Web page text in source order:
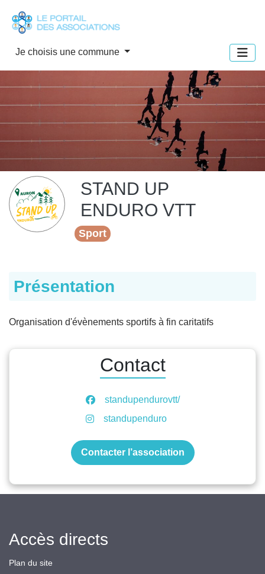
Je choisis une commune
STAND UP
ENDURO VTT
Sport
Présentation
Organisation d'évènements sportifs à fin caritatifs
Contact
standupendurovtt/
standupenduro
Contacter l’association
Accès directs
Plan du site